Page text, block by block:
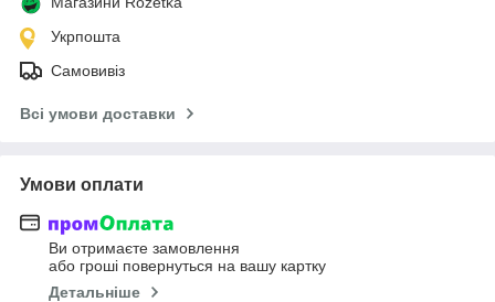
Укрпошта
Самовивіз
Всі умови доставки
Умови оплати
Ви отримаєте замовлення
або гроші повернуться на вашу картку
Детальніше